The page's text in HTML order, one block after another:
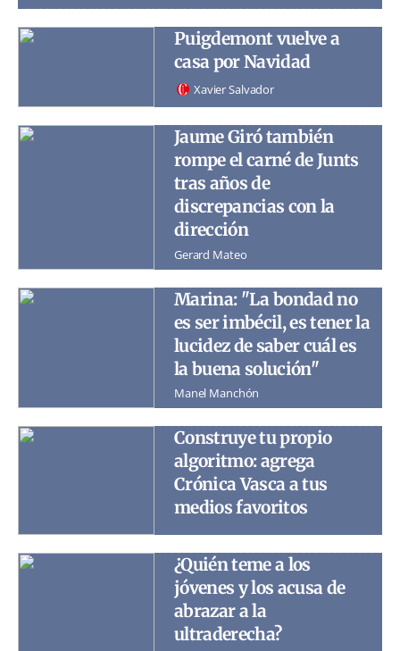
Puigdemont vuelve a
casa por Navidad
Xavier Salvador
Jaume Giró también
rompe el carné de Junts
tras años de
discrepancias con la
dirección
Gerard Mateo
Marina: "La bondad no
es ser imbécil, es tener la
lucidez de saber cuál es
la buena solución"
Manel Manchón
Construye tu propio
algoritmo: agrega
Crónica Vasca a tus
medios favoritos
¿Quién teme a los
jóvenes y los acusa de
abrazar a la
ultraderecha?